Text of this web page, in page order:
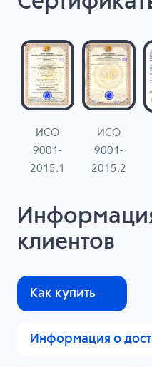
ИСО
9001-
2015.1
ИСО
9001-
2015.2
клиентов
Как купить
Информация о